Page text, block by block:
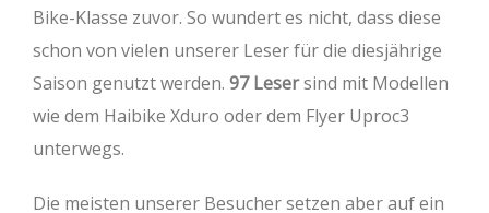
Bike-Klasse zuvor. So wundert es nicht, dass diese
schon von vielen unserer Leser für die diesjährige
Saison genutzt werden. 97 Lesersind mit Modellen
wie dem Haibike Xduro oder dem Flyer Uproc3
unterwegs.
Die meisten unserer Besucher setzen aber auf ein